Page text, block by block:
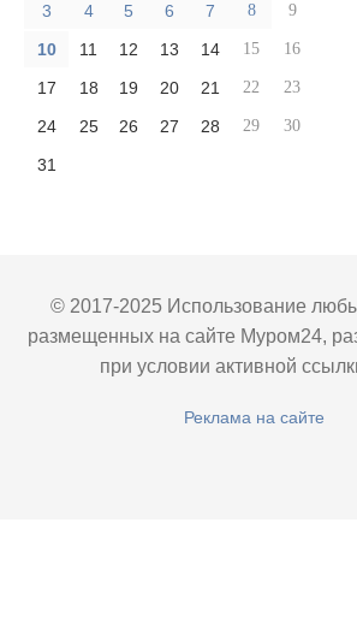
3 4 5 6 7 8 9
10 11 12 13 14 15 16
17 18 19 20 21 22 23
24 25 26 27 28 29 30
31
© 2017-2025 Использование
размещенных на сайте Муром24,
при условии активной
Реклама на сайте